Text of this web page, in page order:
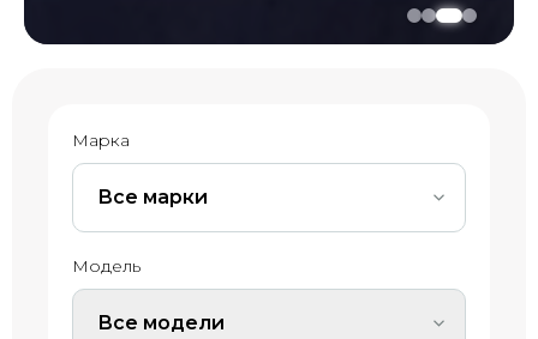
Марка
Все марки
Модель
Все модели